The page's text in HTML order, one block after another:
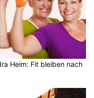
Heim: Fit bleiben nach